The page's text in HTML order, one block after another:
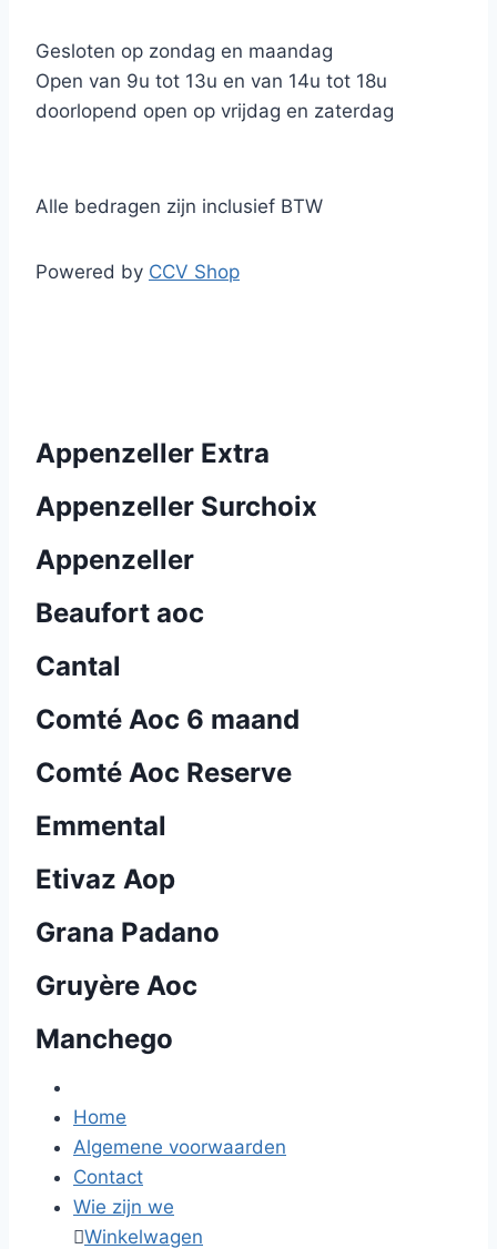
Gesloten op zondag en maandag
Open van 9u tot 13u en van 14u tot 18u
doorlopend open op vrijdag en zaterdag
Alle bedragen zijn inclusief BTW
Powered by CCV Shop
Appenzeller Extra
Appenzeller Surchoix
Appenzeller
Beaufort aoc
Cantal
Comté Aoc 6 maand
Comté Aoc Reserve
Emmental
Etivaz Aop
Grana Padano
Gruyère Aoc
Manchego
Home
Algemene voorwaarden
Contact
Wie zijn we
Winkelwagen